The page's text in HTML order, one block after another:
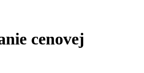
cenovej